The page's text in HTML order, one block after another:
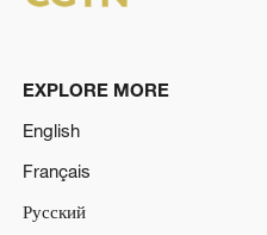
EXPLORE MORE
English
Français
Русский